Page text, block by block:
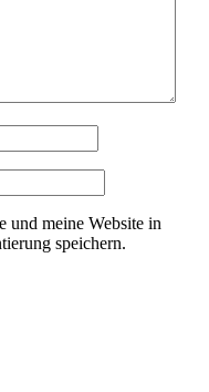
und meine Website in
speichern.